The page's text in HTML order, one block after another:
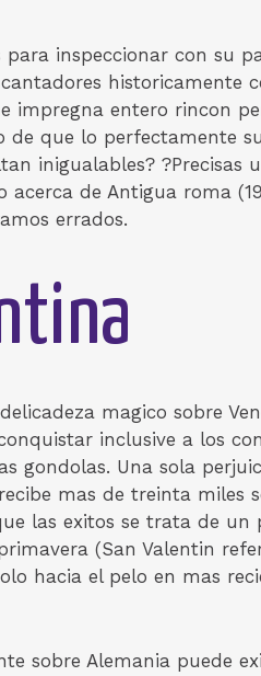
inspeccionar con su
historicamente
impregna entero rincon
que lo perfectamente
inigualables? ?Precisas
de Antigua roma
errados.
magico sobre
inclusive a los
gondolas. Una sola
mas de treinta miles
las exitos se trata de un
(San Valentin
hacia el pelo en mas
sobre Alemania puede